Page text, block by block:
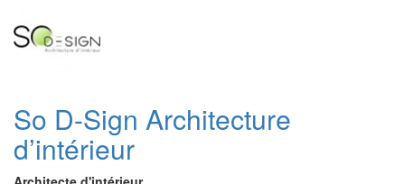
So D-Sign Architecture
d’intérieur